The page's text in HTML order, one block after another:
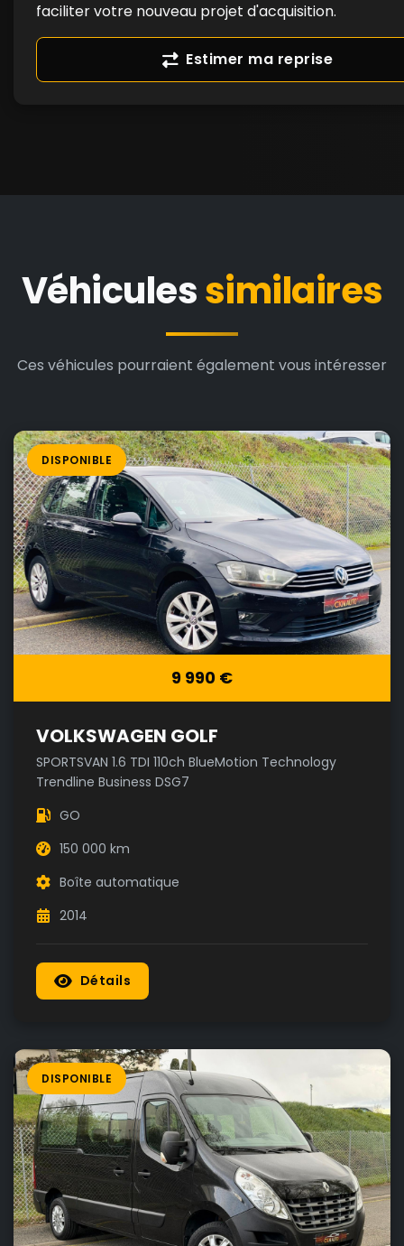
faciliter votre nouveau projet d'acquisition.
Estimer ma reprise
Véhiculessimilaires
Ces véhicules pourraient également vous intéresser
DISPONIBLE
9 990 €
VOLKSWAGEN GOLF
SPORTSVAN 1.6 TDI 110ch BlueMotion Technology
Trendline Business DSG7
GO
150 000 km
Boîte automatique
2014
Détails
DISPONIBLE